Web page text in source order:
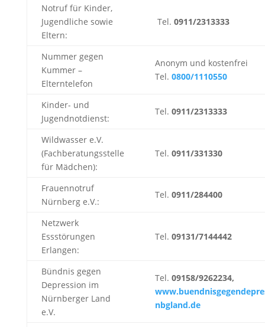
Notruf für Kinder,
Jugendliche sowie
Eltern:
Tel. 0911/2313333
Nummer gegen
Kummer –
Elterntelefon
Anonym und kostenfrei
Tel. 0800/1110550
Kinder- und
Jugendnotdienst:
Tel. 0911/2313333
Wildwasser e.V.
(Fachberatungsstelle
für Mädchen):
Tel. 0911/331330
Frauennotruf
Nürnberg e.V.:
Tel. 0911/284400
Netzwerk
Essstörungen
Erlangen:
Tel. 09131/7144442
Bündnis gegen
Depression im
Nürnberger Land
e.V.
Tel. 09158/9262234,
nbgland.de